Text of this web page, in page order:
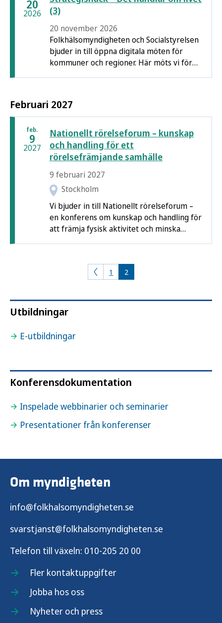
fyra svenska regioner som arbetat med
metoden.
20
2026
(3)
20 november 2026
Folkhälsomyndigheten och Socialstyrelsen
bjuder in till öppna digitala möten för
kommuner och regioner. Här möts vi för
Februari 2027
feb.
9
2027
Nationellt rörelseforum – kunskap
och handling för ett
rörelsefrämjande samhälle
9 februari 2027
Stockholm
Vi bjuder in till Nationellt rörelseforum –
en konferens om kunskap och handling för
att främja fysisk aktivitet och minska
beslutsfattare utbyter kunskap,
erfarenheter och perspektiv samt tar
samhälle.
1 2
Utbildningar
E-utbildningar
Konferensdokumentation
Inspelade webbinarier och seminarier
Presentationer från konferenser
Om myndigheten
info@folkhalsomyndigheten.se
svarstjanst@folkhalsomyndigheten.se
Telefon till växeln: 010-205 20 00
Fler kontaktuppgifter
Jobba hos oss
Nyheter och press